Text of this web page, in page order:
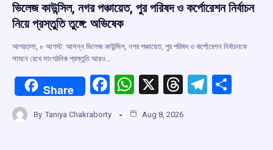
ভিলেজ কাউন্সিল, নগর পঞ্চায়েত, পুর পরিষদ ও কর্পোরেশন নির্বাচন
নিয়ে প্রস্তুতি তুঙ্গে: অভিষেক
আগরতলা, ৮ আগস্ট: আসন্ন ভিলেজ কাউন্সিল, নগর পঞ্চায়েত, পুর পরিষদ ও কর্পোরেশন নির্বাচনকে
সামনে রেখে সাংগঠনিক প্রস্তুতি আরও…
Share
F
ce
W
h
at
X
T
e
T
By Taniya Chakraborty Aug 8, 2026